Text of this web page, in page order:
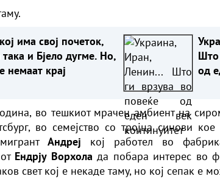
има свој почеток,
така и Бјело дугме. Но,
немаат крај
Што
од
во тешкиот мрачен амбиент на
во семејство со тројца синови
Андреј кој работел во
Ендрју Ворхола да побара интерес во
свет кој е некаде таму, но кој сепак е